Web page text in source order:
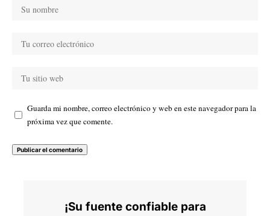
Guarda mi nombre, correo electrónico y web en este navegador para la
próxima vez que comente.
¡Su fuente confiable para